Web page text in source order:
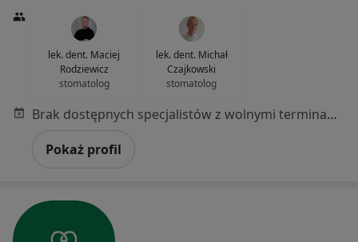
lek. dent. Maciej
Rodziewicz
stomatolog
lek. dent. Michał
Czajkowski
stomatolog
Brak dostępnych specjalistów z wolnymi terminami w tym centrum medycznym.
Pokaż profil